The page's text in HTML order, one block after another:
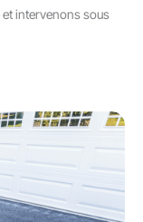
et intervenons sous